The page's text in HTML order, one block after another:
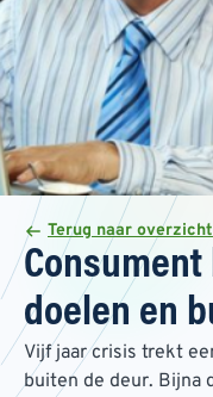
Terug naar overzicht
doelen en
Vijf jaar crisis trekt
buiten de deur. Bijna